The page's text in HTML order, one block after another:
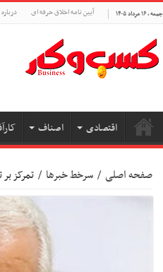
جمعه , ۱۶ مرداد ۱۴۰۵ آیین نامه اخلاق حرفه ای
اقتصادی اصناف
صفحه اصلی / سرخط خبرها / تمرکز